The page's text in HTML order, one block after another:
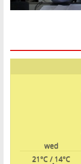
wed
21°C / 14°C